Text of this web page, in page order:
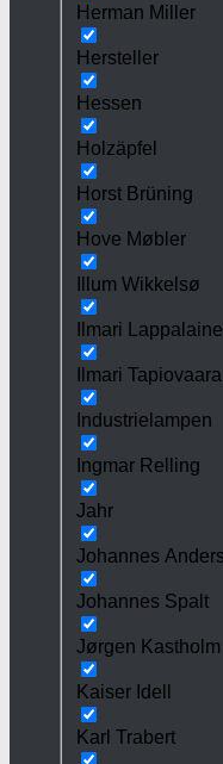
Herman Miller
Hersteller
Hessen
Holzäpfel
Horst Brüning
Hove Møbler
Illum Wikkelsø
Ilmari
Ilmari Tapiovaara
Industrielampen
Ingmar Relling
Jahr
Johannes
Johannes Spalt
Jørgen Kastholm
Kaiser Idell
Karl Trabert